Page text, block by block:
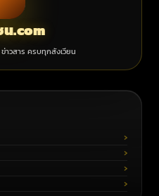
น.com
วสาร ครบทุกสังเวียน